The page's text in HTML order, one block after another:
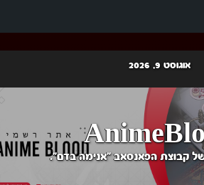
אוגוסט 9, 2026
קבוצת הפאנסאב "אנימה בדם".